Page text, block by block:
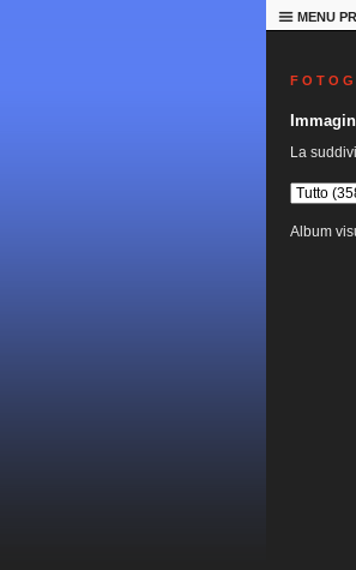
MENU
F O T O G
La
Album